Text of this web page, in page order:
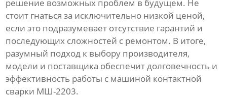
решение возможных проблем в будущем. Не
стоит гнаться за исключительно низкой ценой,
если это подразумевает отсутствие гарантий и
последующих сложностей с ремонтом. В итоге,
разумный подход к выбору производителя,
модели и поставщика обеспечит долговечность и
эффективность работы с машиной контактной
сварки МШ-2203.